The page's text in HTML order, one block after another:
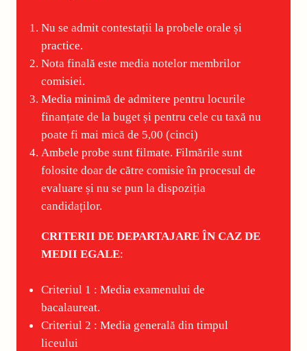
Nu se admit contestații la probele orale și
practice.
Nota finală este media notelor membrilor
comisiei.
Media minimă de admitere pentru locurile
finanțate de la buget și pentru cele cu taxă nu
poate fi mai mică de 5,00 (cinci)
Ambele probe sunt filmate. Filmările sunt
folosite doar de către comisie în procesul de
evaluare și nu se pun la dispoziția
candidaților.
CRITERII DE DEPARTAJARE ÎN CAZ DE
MEDII EGALE:
Criteriul 1 : Media examenului de
bacalaureat.
Criteriul 2 : Media generală din timpul
liceului